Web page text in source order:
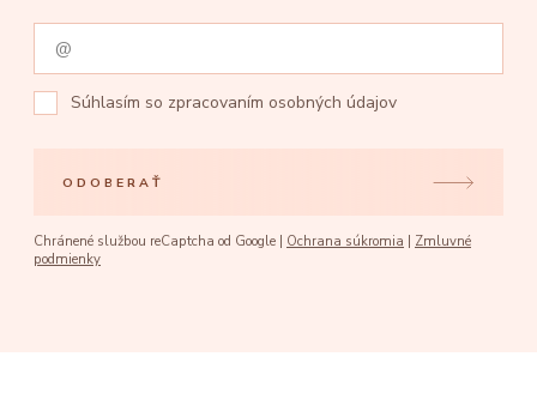
Súhlasím so zpracovaním osobných údajov
ODOBERAŤ
Chránené službou reCaptcha od Google | Ochrana súkromia
Zmluvné
podmienky